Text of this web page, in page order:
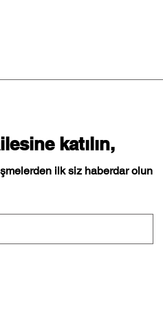
katılın,
ilk siz haberdar olun